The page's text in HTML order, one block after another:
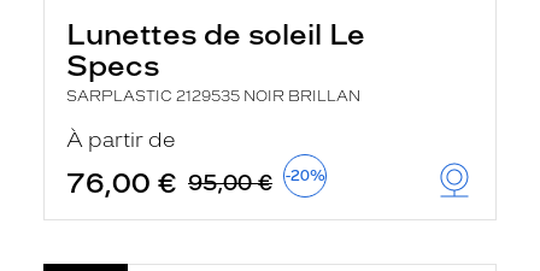
Lunettes de soleil Le
Specs
SARPLASTIC 2129535 NOIR BRILLAN
À partir de
76,00 € 95,00 € -20%